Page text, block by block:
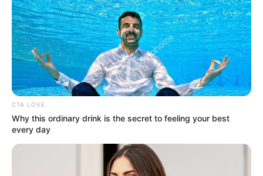
CTA LOVE
Why this ordinary drink is the secret to feeling your best
every day